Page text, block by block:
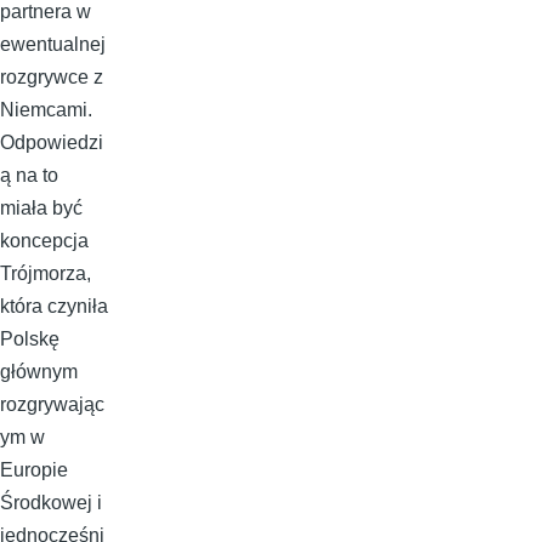
partnera w
ewentualnej
rozgrywce z
Niemcami.
Odpowiedzi
ą na to
miała być
koncepcja
Trójmorza,
która czyniła
Polskę
głównym
rozgrywając
ym w
Europie
Środkowej i
jednocześni